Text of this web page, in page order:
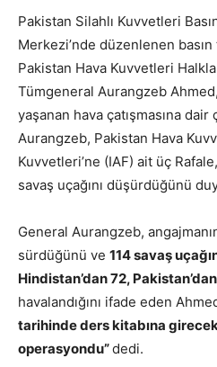
Pakistan Silahlı Kuvvetleri
Merkezi’nde düzenlenen basın
Pakistan Hava Kuvvetleri
Tümgeneral Aurangzeb
yaşanan hava çatışmasına
Aurangzeb, Pakistan Hava
Kuvvetleri’ne (IAF) ait üç
savaş uçağını düşürdüğünü
General Aurangzeb,
sürdüğünü ve 114 savaş
Hindistan’dan 72,
havalandığını ifade eden
tarihinde ders kitabına
operasyondu”dedi.